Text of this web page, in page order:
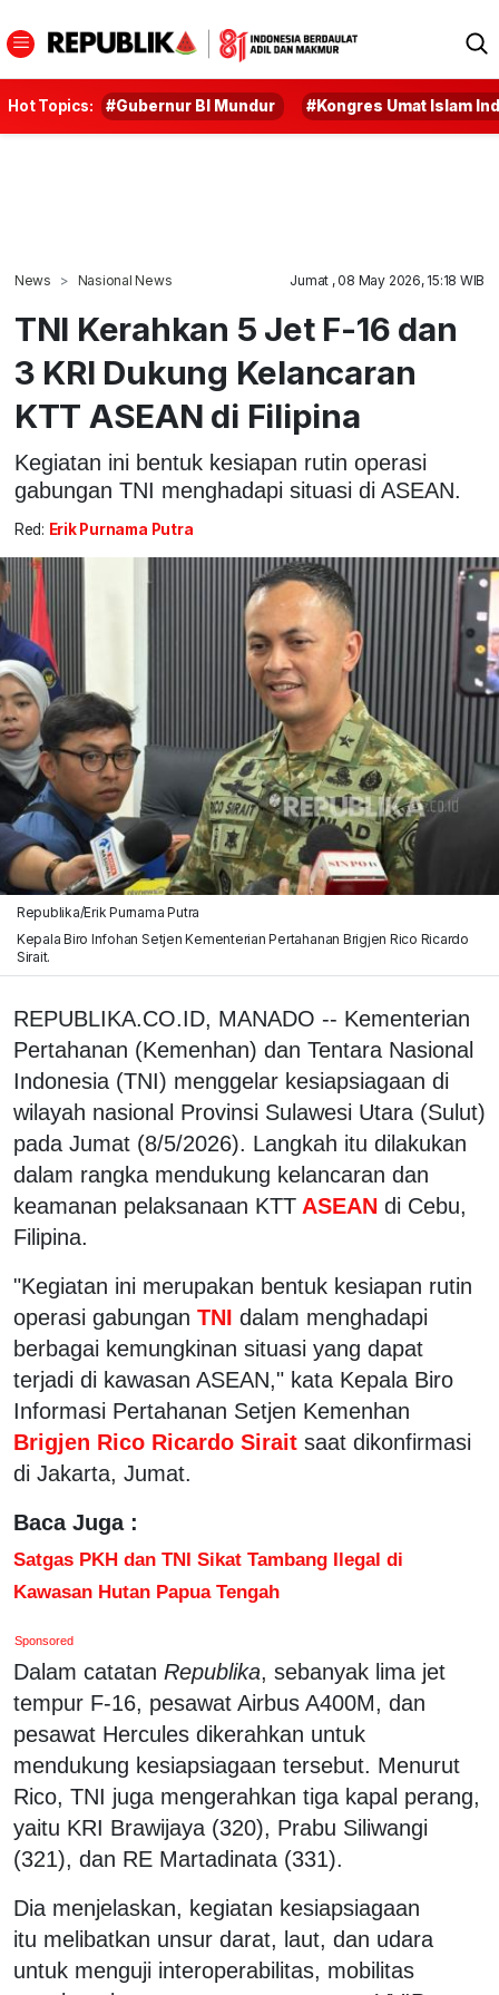
Hot Topics: #Gubernur BI Mundur #Kongres Umat Islam
News Nasional News Jumat , 08 May 2026, 15:18 WIB
TNI Kerahkan 5 Jet F-16 dan
3 KRI Dukung Kelancaran
KTT ASEAN di Filipina
Kegiatan ini bentuk kesiapan rutin operasi
gabungan TNI menghadapi situasi di ASEAN.
Red: Erik Purnama Putra
Republika/Erik Purnama Putra
Kepala Biro Infohan Setjen Kementerian Pertahanan Brigjen Rico Ricardo
Sirait.
REPUBLIKA.CO.ID, MANADO -- Kementerian
Pertahanan (Kemenhan) dan Tentara Nasional
Indonesia (TNI) menggelar kesiapsiagaan di
wilayah nasional Provinsi Sulawesi Utara (Sulut)
pada Jumat (8/5/2026). Langkah itu dilakukan
dalam rangka mendukung kelancaran dan
keamanan pelaksanaan KTT ASEAN di Cebu,
Filipina.
"Kegiatan ini merupakan bentuk kesiapan rutin
operasi gabungan TNI dalam menghadapi
berbagai kemungkinan situasi yang dapat
terjadi di kawasan ASEAN," kata Kepala Biro
Informasi Pertahanan Setjen Kemenhan
Brigjen Rico Ricardo Sirait saat dikonfirmasi
di Jakarta, Jumat.
Baca Juga :
Satgas PKH dan TNI Sikat Tambang Ilegal di
Kawasan Hutan Papua Tengah
Sponsored
Dalam catatan Republika, sebanyak lima jet
tempur F-16, pesawat Airbus A400M, dan
pesawat Hercules dikerahkan untuk
mendukung kesiapsiagaan tersebut. Menurut
Rico, TNI juga mengerahkan tiga kapal perang,
yaitu KRI Brawijaya (320), Prabu Siliwangi
(321), dan RE Martadinata (331).
Dia menjelaskan, kegiatan kesiapsiagaan
itu melibatkan unsur darat, laut, dan udara
untuk menguji interoperabilitas, mobilitas